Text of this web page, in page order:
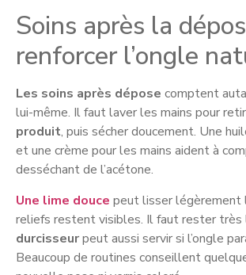
Soins après la
renforcer l’ongle
Les soins après dépose comptent
lui-même. Il faut laver les mains pour
produit, puis sécher doucement. Une
et une crème pour les mains aident à
desséchant de l’acétone.
Une lime douce peut lisser légèrement
reliefs restent visibles. Il faut rester très
durcisseurpeut aussi servir si l’ongle
Beaucoup de routines conseillent